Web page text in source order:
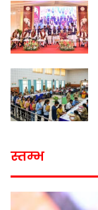
स्तम्भ